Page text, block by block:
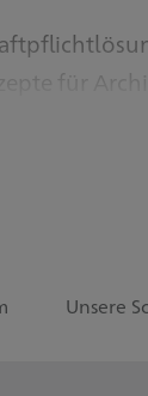
für
Unsere